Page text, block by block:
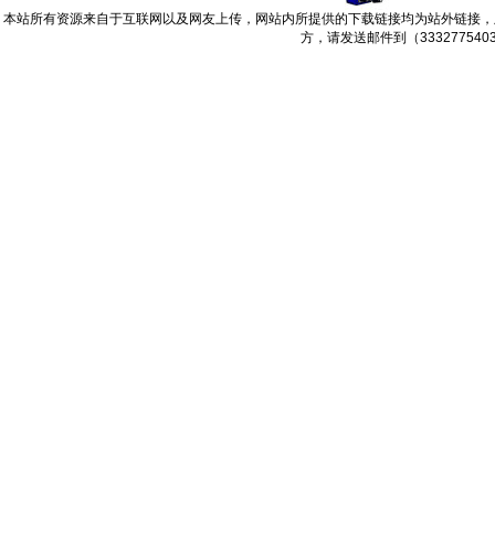
本站所有资源来自于互联网以及网友上传，网站内所提供的下载链接均为站外链接
方，请发送邮件到（